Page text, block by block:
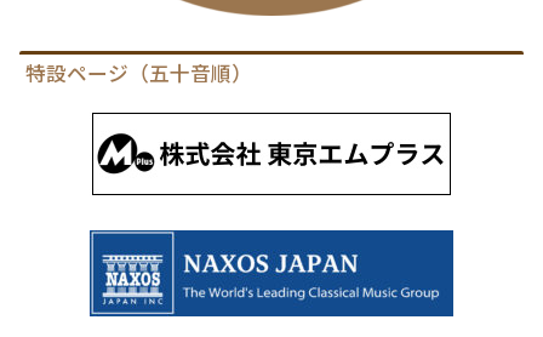
特設ページ（五十音順）